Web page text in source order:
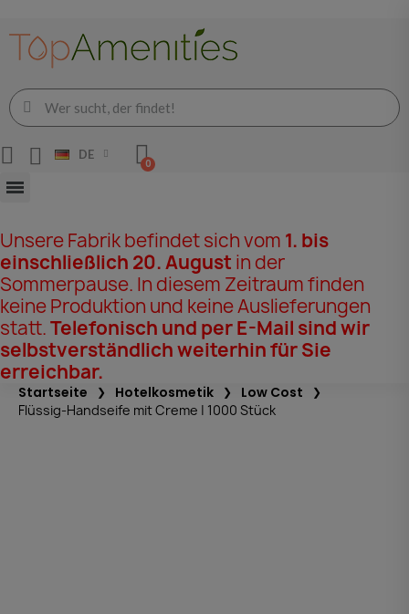
DE
Unsere Fabrik befindet sich vom 1. bis
einschließlich 20. August in der
Sommerpause. In diesem Zeitraum finden
keine Produktion und keine Auslieferungen
statt.Telefonisch und per E-Mail sind wir
selbstverständlich weiterhin für Sie
erreichbar.
Startseite Hotelkosmetik Low Cost
Flüssig-Handseife mit Creme | 1000 Stück